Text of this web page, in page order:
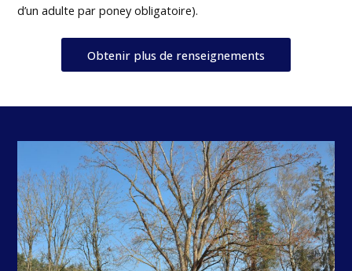
d’un adulte par poney obligatoire).
Obtenir plus de renseignements